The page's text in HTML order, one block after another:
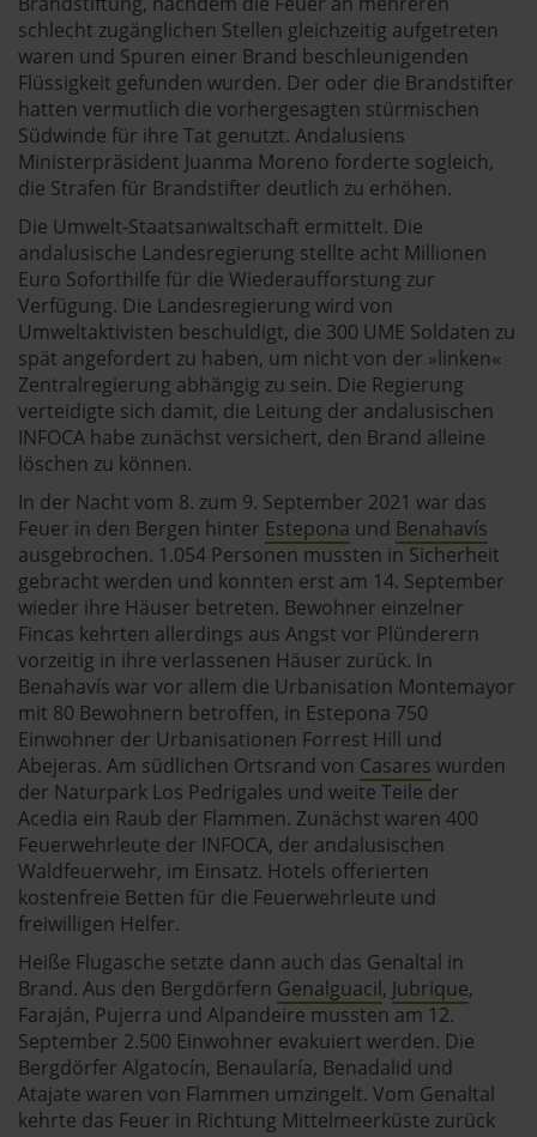
schlecht zugänglichen Stellen gleichzeitig aufgetreten
waren und Spuren einer Brand beschleunigenden
Flüssigkeit gefunden wurden. Der oder die Brandstifter
hatten vermutlich die vorhergesagten stürmischen
Südwinde für ihre Tat genutzt. Andalusiens
Ministerpräsident Juanma Moreno forderte sogleich,
die Strafen für Brandstifter deutlich zu erhöhen.
Die Umwelt-Staatsanwaltschaft ermittelt. Die
andalusische Landesregierung stellte acht Millionen
Euro Soforthilfe für die Wiederaufforstung zur
Verfügung. Die Landesregierung wird von
Umweltaktivisten beschuldigt, die 300 UME Soldaten zu
spät angefordert zu haben, um nicht von der »linken«
Zentralregierung abhängig zu sein. Die Regierung
verteidigte sich damit, die Leitung der andalusischen
INFOCA habe zunächst versichert, den Brand alleine
löschen zu können.
In der Nacht vom 8. zum 9. September 2021 war das
Feuer in den Bergen hinter Estepona und Benahavís
ausgebrochen. 1.054 Personen mussten in Sicherheit
gebracht werden und konnten erst am 14. September
wieder ihre Häuser betreten. Bewohner einzelner
Fincas kehrten allerdings aus Angst vor Plünderern
vorzeitig in ihre verlassenen Häuser zurück. In
Benahavís war vor allem die Urbanisation Montemayor
mit 80 Bewohnern betroffen, in Estepona 750
Einwohner der Urbanisationen Forrest Hill und
Abejeras. Am südlichen Ortsrand von Casares wurden
der Naturpark Los Pedrigales und weite Teile der
Acedia ein Raub der Flammen. Zunächst waren 400
Feuerwehrleute der INFOCA, der andalusischen
Waldfeuerwehr, im Einsatz. Hotels offerierten
kostenfreie Betten für die Feuerwehrleute und
freiwilligen Helfer.
Heiße Flugasche setzte dann auch das Genaltal in
Brand. Aus den Bergdörfern Genalguacil, Jubrique,
Faraján, Pujerra und Alpandeire mussten am 12.
September 2.500 Einwohner evakuiert werden. Die
Bergdörfer Algatocín, Benaularía, Benadalid und
Atajate waren von Flammen umzingelt. Vom Genaltal
kehrte das Feuer in Richtung Mittelmeerküste zurück